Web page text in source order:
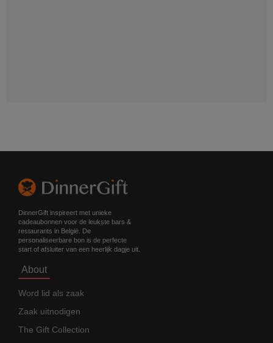
DinnerGift inspireert met unieke
cadeaubonnen voor de leukste bars &
restaurants in België. De
personaliseerbare bon is de perfecte
start of afsluiter van een heerlijk dagje uit.
About
Word lid als zaak
Zaak uitnodigen
The Gift Collection